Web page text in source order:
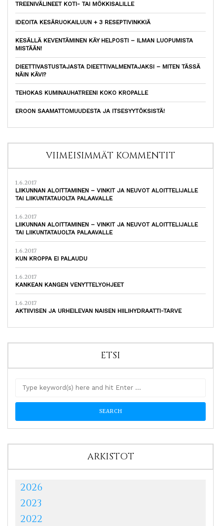
TREENIVÄLINEET KOTI- TAI MÖKKISALILLE
IDEOITA KESÄRUOKAILUUN + 3 RESEPTIVINKKIÄ
KESÄLLÄ KEVENTÄMINEN KÄY HELPOSTI – ILMAN LUOPUMISTA
MISTÄÄN!
DIEETTIVASTUSTAJASTA DIEETTIVALMENTAJAKSI – MITEN TÄSSÄ
NÄIN KÄVI?
TEHOKAS KUMINAUHATREENI KOKO KROPALLE
EROON SAAMATTOMUUDESTA JA ITSESYYTÖKSISTÄ!
VIIMEISIMMÄT KOMMENTIT
1.6.2017
LIIKUNNAN ALOITTAMINEN – VINKIT JA NEUVOT ALOITTELIJALLE
TAI LIIKUNTATAUOLTA PALAAVALLE
1.6.2017
LIIKUNNAN ALOITTAMINEN – VINKIT JA NEUVOT ALOITTELIJALLE
TAI LIIKUNTATAUOLTA PALAAVALLE
1.6.2017
KUN KROPPA EI PALAUDU
1.6.2017
KANKEAN KANGEN VENYTTELYOHJEET
1.6.2017
AKTIIVISEN JA URHEILEVAN NAISEN HIILIHYDRAATTI-TARVE
ETSI
ARKISTOT
2026
2023
2022